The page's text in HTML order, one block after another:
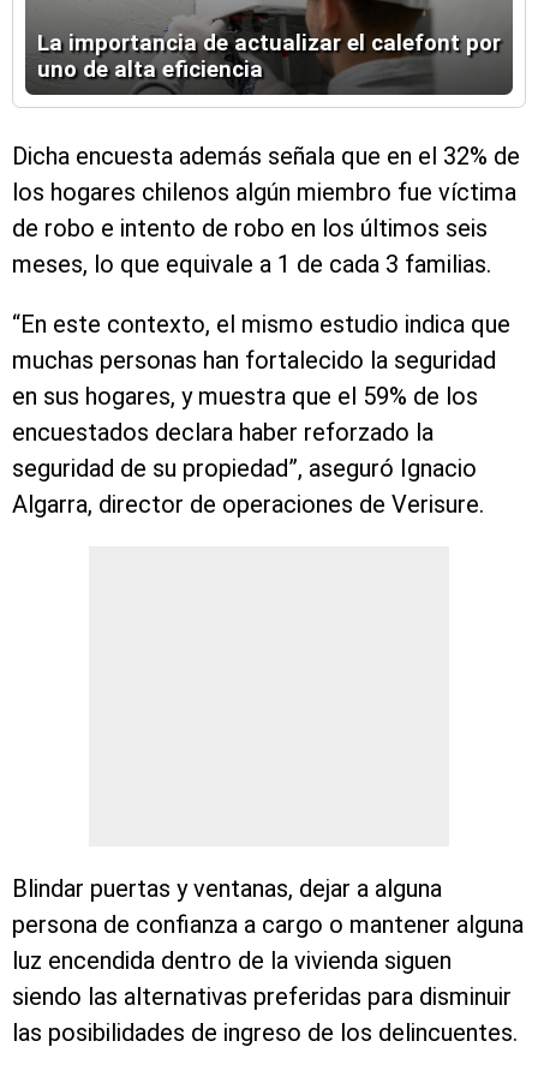
La importancia de actualizar el calefont por
uno de alta eficiencia
Dicha encuesta además señala que en el 32% de
los hogares chilenos algún miembro fue víctima
de robo e intento de robo en los últimos seis
meses, lo que equivale a 1 de cada 3 familias.
“En este contexto, el mismo estudio indica que
muchas personas han fortalecido la seguridad
en sus hogares, y muestra que el 59% de los
encuestados declara haber reforzado la
seguridad de su propiedad”, aseguró Ignacio
Algarra, director de operaciones de Verisure.
Blindar puertas y ventanas, dejar a alguna
persona de confianza a cargo o mantener alguna
luz encendida dentro de la vivienda siguen
siendo las alternativas preferidas para disminuir
las posibilidades de ingreso de los delincuentes.